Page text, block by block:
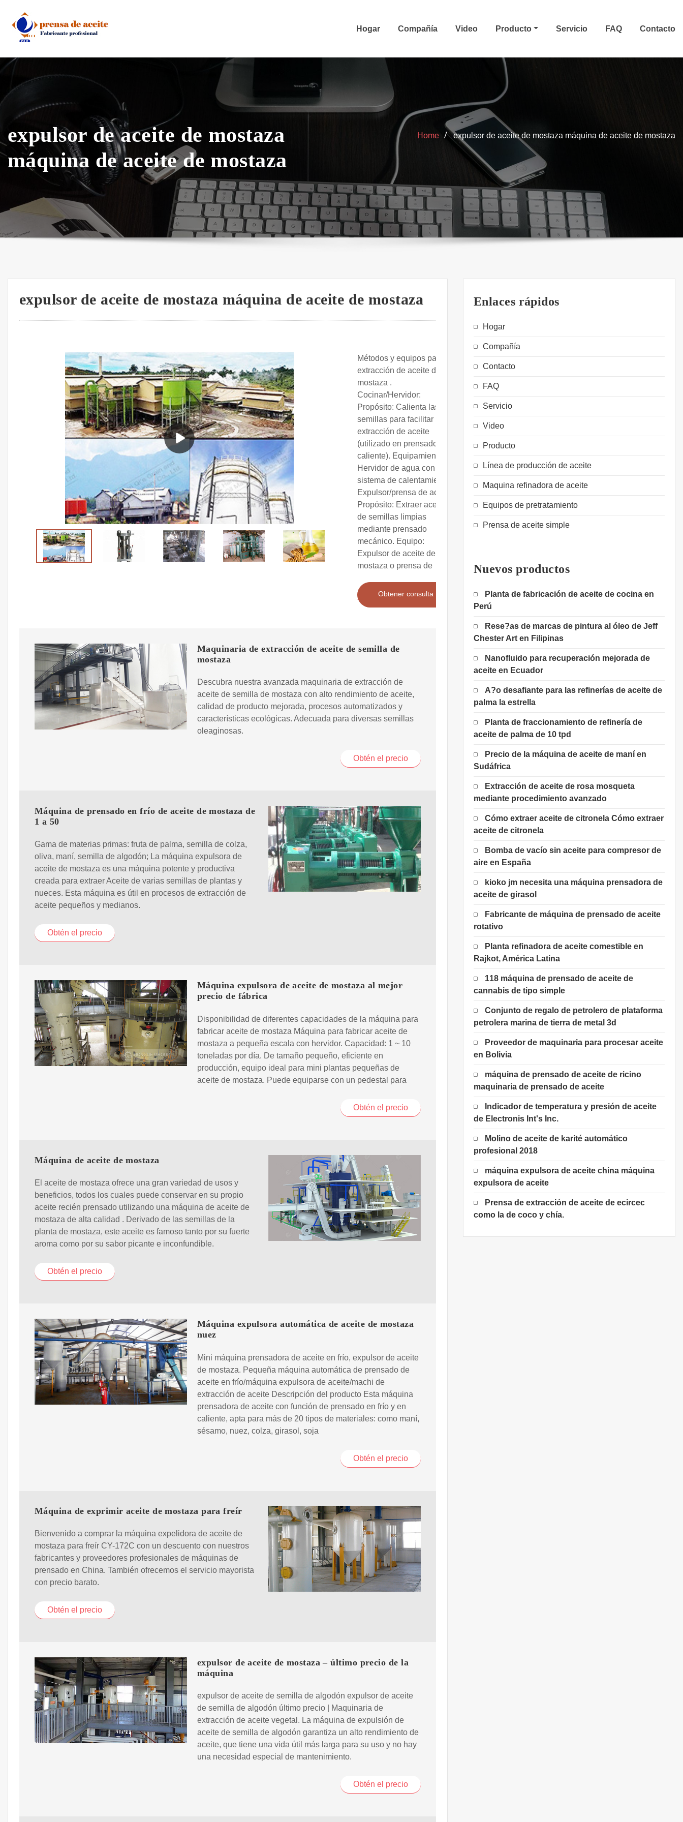
content
Hogar Compañía Video Producto Servicio FAQ Contacto
expulsor de aceite de mostaza
máquina de aceite de mostaza
Home expulsor de aceite de mostaza máquina de aceite de mostaza
expulsor de aceite de mostaza máquina de aceite de mostaza
Métodos y equipos para la
extracción de aceite de
mostaza .
Cocinar/Hervidor:
Propósito: Calienta las
semillas para facilitar la
extracción de aceite
(utilizado en prensado en
caliente). Equipamiento:
Hervidor de agua con
sistema de calentamiento.
Expulsor/prensa de aceite:
Propósito: Extraer aceite
de semillas limpias
mediante prensado
mecánico. Equipo:
Expulsor de aceite de
mostaza o prensa de
Obtener consulta
Maquinaria de extracción de aceite de semilla de
mostaza
Descubra nuestra avanzada maquinaria de extracción de
aceite de semilla de mostaza con alto rendimiento de aceite,
calidad de producto mejorada, procesos automatizados y
características ecológicas. Adecuada para diversas semillas
oleaginosas.
Obtén el precio
Máquina de prensado en frío de aceite de mostaza de
1 a 50
Gama de materias primas: fruta de palma, semilla de colza,
oliva, maní, semilla de algodón; La máquina expulsora de
aceite de mostaza es una máquina potente y productiva
creada para extraer Aceite de varias semillas de plantas y
nueces. Esta máquina es útil en procesos de extracción de
aceite pequeños y medianos.
Obtén el precio
Máquina expulsora de aceite de mostaza al mejor
precio de fábrica
Disponibilidad de diferentes capacidades de la máquina para
fabricar aceite de mostaza Máquina para fabricar aceite de
mostaza a pequeña escala con hervidor. Capacidad: 1 ~ 10
toneladas por día. De tamaño pequeño, eficiente en
producción, equipo ideal para mini plantas pequeñas de
aceite de mostaza. Puede equiparse con un pedestal para
Obtén el precio
Máquina de aceite de mostaza
El aceite de mostaza ofrece una gran variedad de usos y
beneficios, todos los cuales puede conservar en su propio
aceite recién prensado utilizando una máquina de aceite de
mostaza de alta calidad . Derivado de las semillas de la
planta de mostaza, este aceite es famoso tanto por su fuerte
aroma como por su sabor picante e inconfundible.
Obtén el precio
Máquina expulsora automática de aceite de mostaza
nuez
Mini máquina prensadora de aceite en frío, expulsor de aceite
de mostaza. Pequeña máquina automática de prensado de
aceite en frío/máquina expulsora de aceite/machi de
extracción de aceite Descripción del producto Esta máquina
prensadora de aceite con función de prensado en frío y en
caliente, apta para más de 20 tipos de materiales: como maní,
sésamo, nuez, colza, girasol, soja
Obtén el precio
Máquina de exprimir aceite de mostaza para freír
Bienvenido a comprar la máquina expelidora de aceite de
mostaza para freír CY-172C con un descuento con nuestros
fabricantes y proveedores profesionales de máquinas de
prensado en China. También ofrecemos el servicio mayorista
con precio barato.
Obtén el precio
expulsor de aceite de mostaza – último precio de la
máquina
expulsor de aceite de semilla de algodón expulsor de aceite
de semilla de algodón último precio | Maquinaria de
extracción de aceite vegetal. La máquina de expulsión de
aceite de semilla de algodón garantiza un alto rendimiento de
aceite, que tiene una vida útil más larga para su uso y no hay
una necesidad especial de mantenimiento.
Obtén el precio
Enlaces rápidos
Hogar
Compañía
Contacto
FAQ
Servicio
Video
Producto
Línea de producción de aceite
Maquina refinadora de aceite
Equipos de pretratamiento
Prensa de aceite simple
Nuevos productos
Planta de fabricación de aceite de cocina en
Perú
Rese?as de marcas de pintura al óleo de Jeff
Chester Art en Filipinas
Nanofluido para recuperación mejorada de
aceite en Ecuador
A?o desafiante para las refinerías de aceite de
palma la estrella
Planta de fraccionamiento de refinería de
aceite de palma de 10 tpd
Precio de la máquina de aceite de maní en
Sudáfrica
Extracción de aceite de rosa mosqueta
mediante procedimiento avanzado
Cómo extraer aceite de citronela Cómo extraer
aceite de citronela
Bomba de vacío sin aceite para compresor de
aire en España
kioko jm necesita una máquina prensadora de
aceite de girasol
Fabricante de máquina de prensado de aceite
rotativo
Planta refinadora de aceite comestible en
Rajkot, América Latina
118 máquina de prensado de aceite de
cannabis de tipo simple
Conjunto de regalo de petrolero de plataforma
petrolera marina de tierra de metal 3d
Proveedor de maquinaria para procesar aceite
en Bolivia
máquina de prensado de aceite de ricino
maquinaria de prensado de aceite
Indicador de temperatura y presión de aceite
de Electronis Int's Inc.
Molino de aceite de karité automático
profesional 2018
máquina expulsora de aceite china máquina
expulsora de aceite
Prensa de extracción de aceite de ecircec
como la de coco y chía.